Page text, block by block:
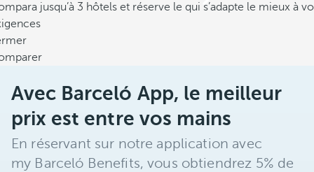
jusqu’à 3 hôtels et réserve le qui s’adapte le mieux à
Avec Barceló App, le meilleur
prix est entre vos mains
En réservant sur notre application avec
my Barceló Benefits, vous obtiendrez 5% de